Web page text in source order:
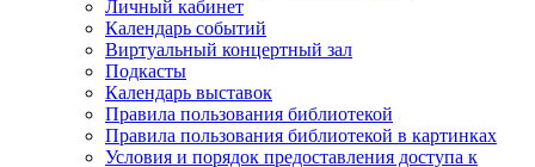
Личный кабинет
Календарь событий
Виртуальный концертный зал
Подкасты
Календарь выставок
Правила пользования библиотекой
Правила пользования библиотекой в картинках
Условия и порядок предоставления доступа к